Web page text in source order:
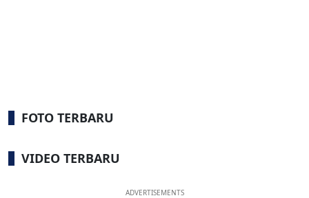
FOTO TERBARU
VIDEO TERBARU
ADVERTISEMENTS